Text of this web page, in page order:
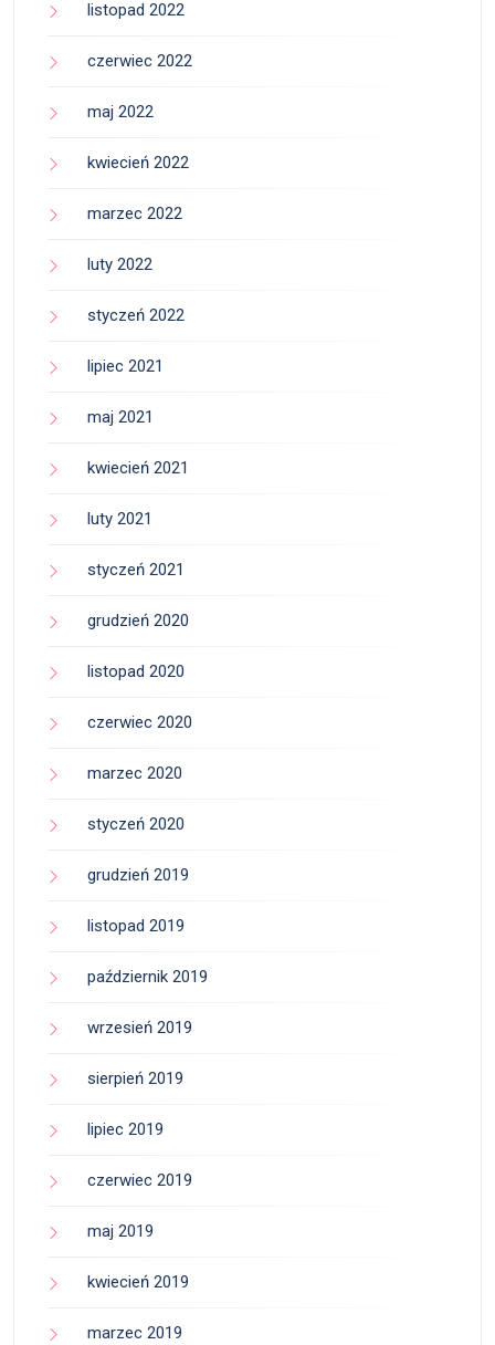
listopad 2022
czerwiec 2022
maj 2022
kwiecień 2022
marzec 2022
luty 2022
styczeń 2022
lipiec 2021
maj 2021
kwiecień 2021
luty 2021
styczeń 2021
grudzień 2020
listopad 2020
czerwiec 2020
marzec 2020
styczeń 2020
grudzień 2019
listopad 2019
październik 2019
wrzesień 2019
sierpień 2019
lipiec 2019
czerwiec 2019
maj 2019
kwiecień 2019
marzec 2019